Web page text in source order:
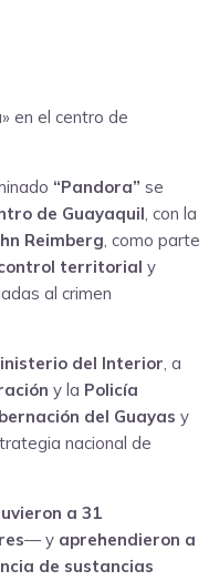
“Pandora” se
de Guayaquil, con la
Reimberg, como parte
territorial y
al crimen
del Interior, a
y la Policía
del Guayas y
nacional de
a 31
— y aprehendieron a
de sustancias